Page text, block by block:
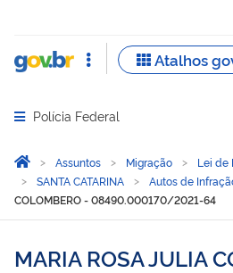
Abrir menu principal de
Polícia Federal
Você está aqui:
Página Inicial
Assuntos Migração Lei de
SANTA CATARINA
Autos de
COLOMBERO - 08490.000170/2021-64
MARIA ROSA JULIA